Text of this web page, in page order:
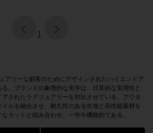
page
1
アリーな顧客のためにデザインされたハイエンドア
。ブランドの象徴的な美学は、日常的な実用性と
されたラグジュアリーを対比させている。アウタ
ルを融合させ、耐久性のある生地と高性能素材を
カットと組み合わせ、一年中機能的である。